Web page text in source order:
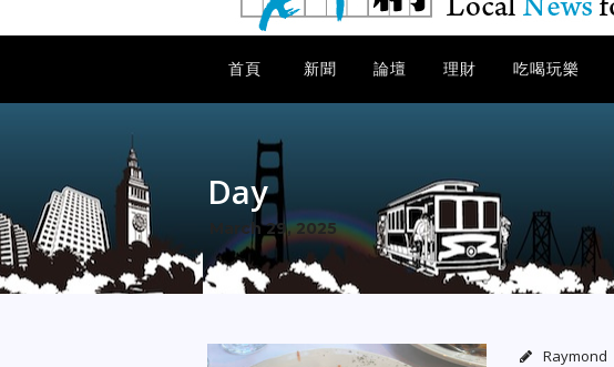
首頁 新聞 論壇 理財 吃喝玩樂
Day
March 29, 2025
Raymond